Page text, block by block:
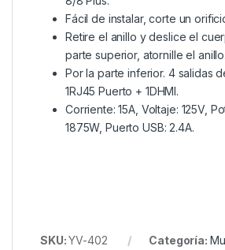
Fácil de instalar, corte un
Retire el anillo y deslice el
parte superior, atornille el anillo.
Por la parte inferior. 4 salidas
1RJ45 Puerto + 1DHMI.
Corriente: 15A, Voltaje: 125V,
1875W, Puerto USB: 2.4A.
SKU:YV-402 Categoría: